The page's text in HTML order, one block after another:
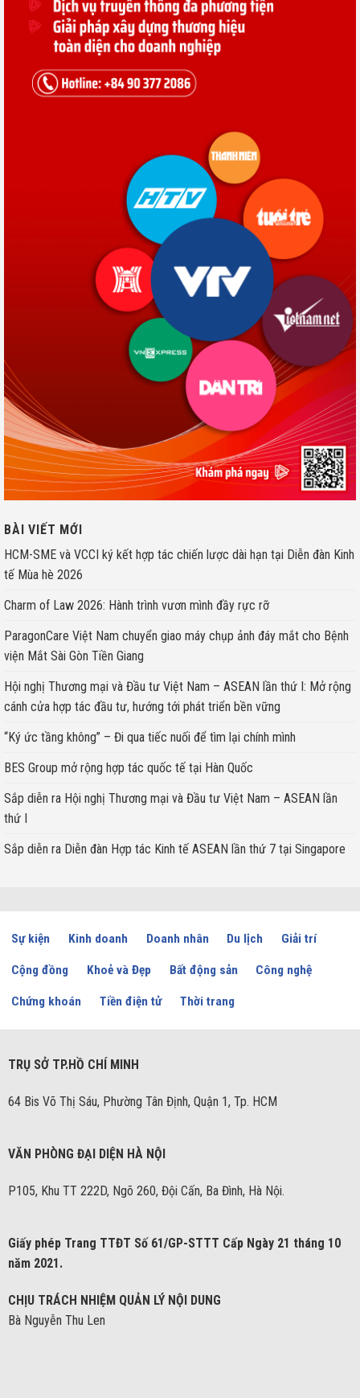
BÀI VIẾT MỚI
HCM-SME và VCCI ký kết hợp tác chiến lược dài hạn tại Diễn đàn Kinh
tế Mùa hè 2026
Charm of Law 2026: Hành trình vươn mình đầy rực rỡ
ParagonCare Việt Nam chuyển giao máy chụp ảnh đáy mắt cho Bệnh
viện Mắt Sài Gòn Tiền Giang
Hội nghị Thương mại và Đầu tư Việt Nam – ASEAN lần thứ I: Mở rộng
cánh cửa hợp tác đầu tư, hướng tới phát triển bền vững
“Ký ức tầng không” – Đi qua tiếc nuối để tìm lại chính mình
BES Group mở rộng hợp tác quốc tế tại Hàn Quốc
Sắp diễn ra Hội nghị Thương mại và Đầu tư Việt Nam – ASEAN lần
thứ I
Sắp diễn ra Diễn đàn Hợp tác Kinh tế ASEAN lần thứ 7 tại Singapore
Sự kiện Kinh doanh Doanh nhân Du lịch Giải trí
Cộng đồng Khoẻ và Đẹp Bất động sản Công nghệ
Chứng khoán Tiền điện tử Thời trang
TRỤ SỞ TP.HỒ CHÍ MINH
64 Bis Võ Thị Sáu, Phường Tân Định, Quận 1, Tp. HCM
VĂN PHÒNG ĐẠI DIỆN HÀ NỘI
P105, Khu TT 222D, Ngõ 260, Đội Cấn, Ba Đình, Hà Nội.
Giấy phép Trang TTĐT Số 61/GP-STTT Cấp Ngày 21 tháng 10
năm 2021.
CHỊU TRÁCH NHIỆM QUẢN LÝ NỘI DUNG
Bà Nguyễn Thu Len